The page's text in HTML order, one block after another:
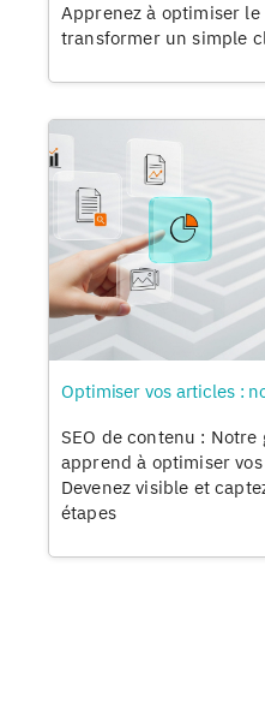
Apprenez à optimiser
transformer un simple
Optimiser vos articles :
SEO de contenu :
apprend à optimiser
Devenez visible et
étapes